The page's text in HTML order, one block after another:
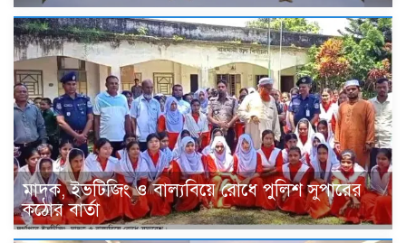
মাদক, ইভটিজিং ও বাল্যবিয়ে রোধে পুলিশ সুপারের
কঠোর বার্তা